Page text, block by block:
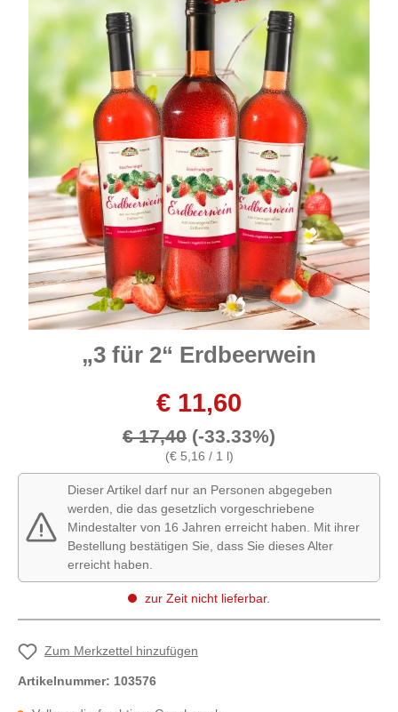
„3 für 2“ Erdbeerwein
€ 11,60
€ 17,40 (-33.33%)
(€ 5,16 / 1 l)
Dieser Artikel darf nur an Personen abgegeben
werden, die das gesetzlich vorgeschriebene
Mindestalter von 16 Jahren erreicht haben. Mit ihrer
Bestellung bestätigen Sie, dass Sie dieses Alter
erreicht haben.
zur Zeit nicht lieferbar.
Zum Merkzettel hinzufügen
Artikelnummer: 103576